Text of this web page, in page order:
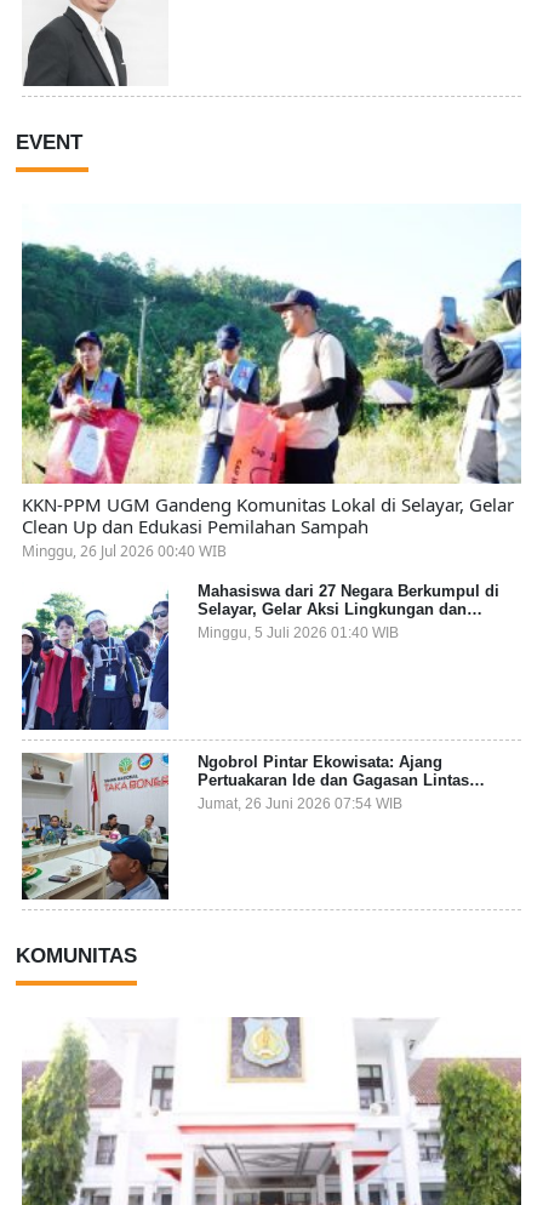
EVENT
KKN-PPM UGM Gandeng Komunitas Lokal di Selayar, Gelar
Clean Up dan Edukasi Pemilahan Sampah
Minggu, 26 Jul 2026 00:40 WIB
Mahasiswa dari 27 Negara Berkumpul di
Selayar, Gelar Aksi Lingkungan dan
Dalami Kearifan Lokal Bumi Tanadoang
Minggu, 5 Juli 2026 01:40 WIB
Ngobrol Pintar Ekowisata: Ajang
Pertuakaran Ide dan Gagasan Lintas
Sektor
Jumat, 26 Juni 2026 07:54 WIB
KOMUNITAS